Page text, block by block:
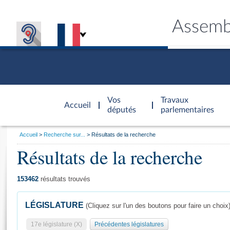
Accueil
d'accueil
Vos
députés
Travaux
parlementaires
Général
Vous
Accueil Recherche sur... Résultats de la recherche
Résultats de la recherche
153462 résultats trouvés
LÉGISLATURE (Cliquez sur l'un des boutons pour faire un choix)
17e législature (X) Précédentes législatures